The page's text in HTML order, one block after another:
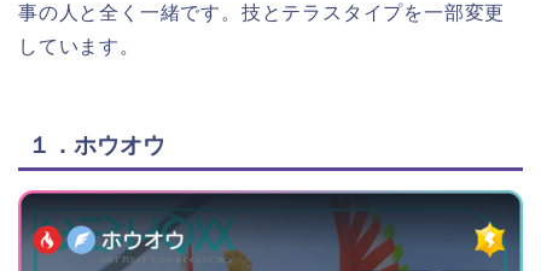
事の人と全く一緒です。技とテラスタイプを一部変更
しています。
１．ホウオウ